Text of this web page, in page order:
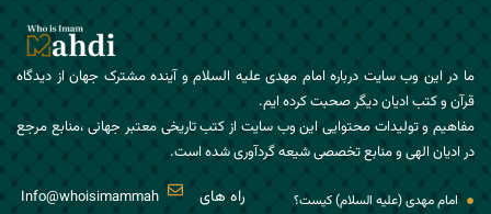
ما در این وب سایت درباره امام مهدی علیه السلام و آینده مشترک جهان از دیدگاه
قرآن و کتب ادیان دیگر صحبت کرده ایم.
مفاهیم و تولیدات محتوایی این وب سایت از کتب تاریخی معتبر جهانی ،منابع مرجع
در ادیان الهی و منابع تخصصی شیعه گردآوری شده است.
امام مهدی (علیه السلام) کیست؟
راه های
Info@whoisimammah